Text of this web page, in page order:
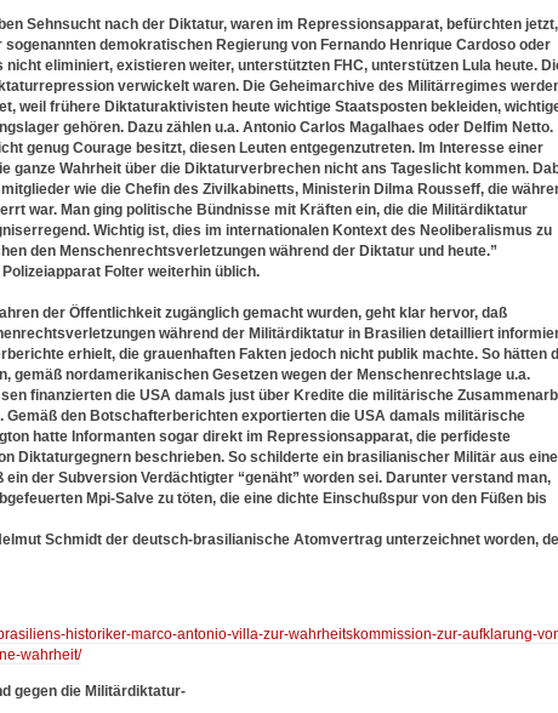
Sehnsucht nach der Diktatur, waren im Repressionsapparat, befürchten jetzt,
demokratischen Regierung von Fernando Henrique Cardoso oder
nicht eliminiert, existieren weiter, unterstützten FHC, unterstützen Lula heute.
verwickelt waren. Die Geheimarchive des Militärregimes
weil frühere Diktaturaktivisten heute wichtige Staatsposten bekleiden,
gehören. Dazu zählen u.a. Antonio Carlos Magalhaes oder Delfim Netto.
genug Courage besitzt, diesen Leuten entgegenzutreten. Im Interesse einer
ganze Wahrheit über die Diktaturverbrechen nicht ans Tageslicht kommen.
wie die Chefin des Zivilkabinetts, Ministerin Dilma Rousseff, die
war. Man ging politische Bündnisse mit Kräften ein, die die Militärdiktatur
Wichtig ist, dies im internationalen Kontext des Neoliberalismus zu
den Menschenrechtsverletzungen während der Diktatur und heute.”
Folter weiterhin üblich.
der Öffentlichkeit zugänglich gemacht wurden, geht klar hervor, daß
während der Militärdiktatur in Brasilien detailliert
erhielt, die grauenhaften Fakten jedoch nicht publik machte. So hätten
gemäß nordamerikanischen Gesetzen wegen der Menschenrechtslage u.a.
finanzierten die USA damals just über Kredite die militärische
den Botschafterberichten exportierten die USA damals militärische
hatte Informanten sogar direkt im Repressionsapparat, die perfideste
Diktaturgegnern beschrieben. So schilderte ein brasilianischer Militär aus
ein der Subversion Verdächtigter “genäht” worden sei. Darunter verstand man,
Mpi-Salve zu töten, die eine dichte Einschußspur von den Füßen bis
Schmidt der deutsch-brasilianische Atomvertrag unterzeichnet worden,
historiker-marco-antonio-villa-zur-wahrheitskommission-zur-aufklarung-
wahrheit/
gegen die Militärdiktatur-